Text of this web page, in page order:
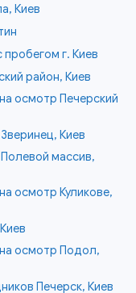
Киев
г. Киев
район, Киев
осмотр Печерский
Киев
массив,
осмотр Куликове,
осмотр Подол,
Печерск, Киев